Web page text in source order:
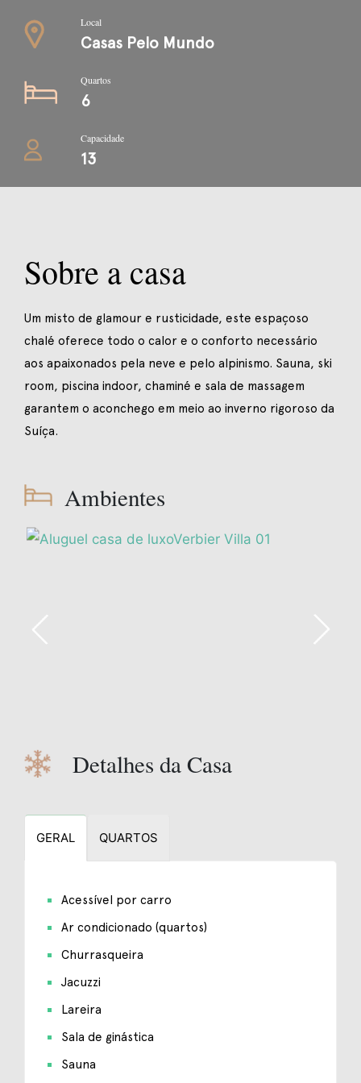
Local
Casas Pelo Mundo
Quartos
6
Capacidade
13
Sobre a casa
Um misto de glamour e rusticidade, este espaçoso
chalé oferece todo o calor e o conforto necessário
aos apaixonados pela neve e pelo alpinismo. Sauna, ski
room, piscina indoor, chaminé e sala de massagem
garantem o aconchego em meio ao inverno rigoroso da
Suíça.
Ambientes
Detalhes da Casa
GERAL QUARTOS
Acessível por carro
Ar condicionado (quartos)
Churrasqueira
Jacuzzi
Lareira
Sala de ginástica
Sauna